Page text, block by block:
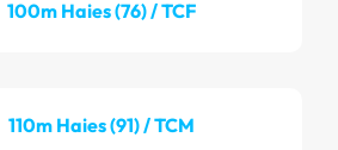
100m Haies (76) / TCF
110m Haies (91) / TCM